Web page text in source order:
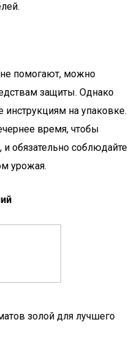
помогают, можно
защиты. Однако
инструкциям на упаковке.
время, чтобы
обязательно соблюдайте
урожая.
золой для лучшего